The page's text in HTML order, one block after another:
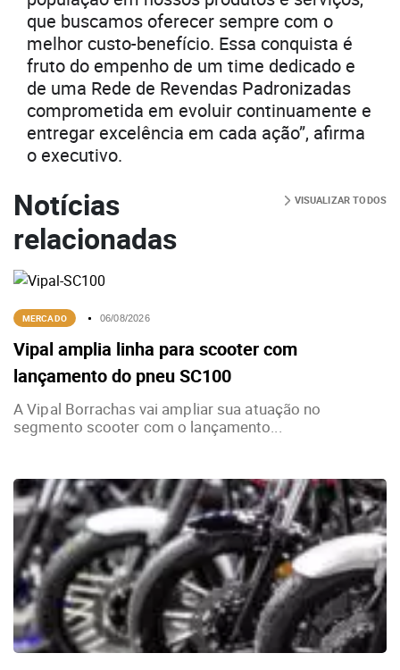
que buscamos oferecer sempre com o
melhor custo-benefício. Essa conquista é
fruto do empenho de um time dedicado e
de uma Rede de Revendas Padronizadas
comprometida em evoluir continuamente e
entregar excelência em cada ação”, afirma
o executivo.
Notícias
relacionadas
VISUALIZAR TODOS
MERCADO 06/08/2026
Vipal amplia linha para scooter com
lançamento do pneu SC100
A Vipal Borrachas vai ampliar sua atuação no
segmento scooter com o lançamento...